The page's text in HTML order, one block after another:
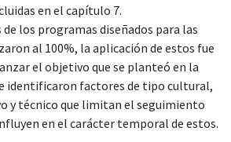
en el capítulo 7.
los programas diseñados para las
al 100%, la aplicación de estos fue
el objetivo que se planteó en la
identificaron factores de tipo cultural,
y técnico que limitan el seguimiento
en el carácter temporal de estos.